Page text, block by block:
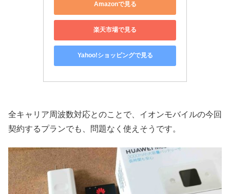
Amazonで見る
楽天市場で見る
Yahoo!ショッピングで見る
全キャリア周波数対応とのことで、イオンモバイルの今回
契約するプランでも、問題なく使えそうです。